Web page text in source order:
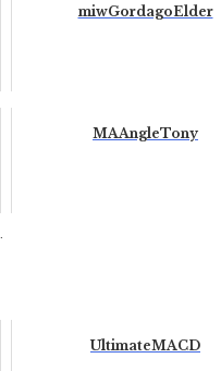
miwGordagoElder
MAAngleTony
UltimateMACD